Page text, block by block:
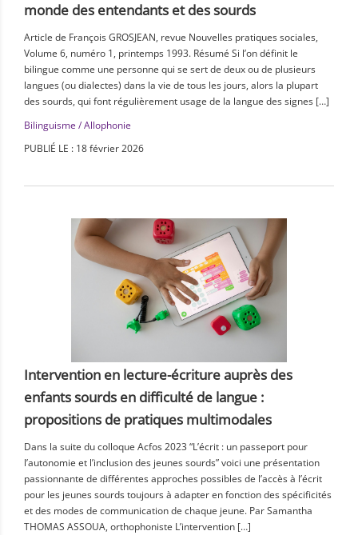
monde des entendants et des sourds
Article de François GROSJEAN, revue Nouvelles pratiques sociales,
Volume 6, numéro 1, printemps 1993. Résumé Si l’on définit le
bilingue comme une personne qui se sert de deux ou de plusieurs
langues (ou dialectes) dans la vie de tous les jours, alors la plupart
des sourds, qui font régulièrement usage de la langue des signes […]
Bilinguisme / Allophonie
PUBLIÉ LE : 18 février 2026
Intervention en lecture-écriture auprès des
enfants sourds en difficulté de langue :
propositions de pratiques multimodales
Dans la suite du colloque Acfos 2023 “L’écrit : un passeport pour
l’autonomie et l’inclusion des jeunes sourds” voici une présentation
passionnante de différentes approches possibles de l’accès à l’écrit
pour les jeunes sourds toujours à adapter en fonction des spécificités
et des modes de communication de chaque jeune. Par Samantha
THOMAS ASSOUA, orthophoniste L’intervention […]